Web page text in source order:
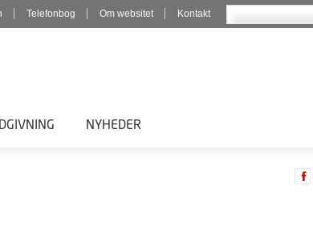
Telefonbog Om websitet Kontakt
NYHEDER